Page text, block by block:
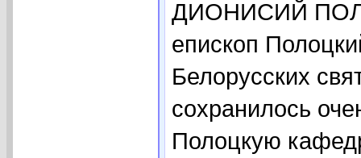
ДИОНИСИЙ
епископ
Белорусских
сохранилось
Полоцкую